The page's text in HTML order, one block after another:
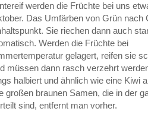
werden die Früchte bei uns
Das Umfärben von Grün nach
Sie riechen dann auch
Werden die Früchte bei
gelagert, reifen sie
müssen dann rasch verzehrt
halbiert und ähnlich wie eine Kiwi
großen braunen Samen, die in der
sind, entfernt man vorher.